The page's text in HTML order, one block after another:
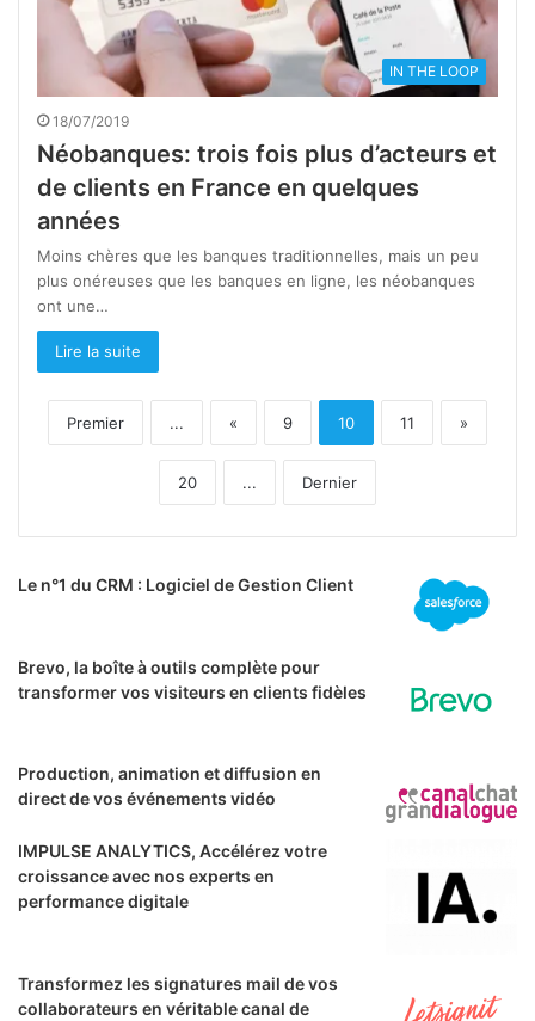
IN THE LOOP
18/07/2019
Néobanques: trois fois plus d’acteurs et
de clients en France en quelques
années
Moins chères que les banques traditionnelles, mais un peu
plus onéreuses que les banques en ligne, les néobanques
ont une…
Lire la suite
Premier ... « 9 10 11 »
20 ... Dernier
Le n°1 du CRM : Logiciel de Gestion Client
Brevo, la boîte à outils complète pour
transformer vos visiteurs en clients fidèles
Production, animation et diffusion en
direct de vos événements vidéo
IMPULSE ANALYTICS, Accélérez votre
croissance avec nos experts en
performance digitale
Transformez les signatures mail de vos
collaborateurs en véritable canal de